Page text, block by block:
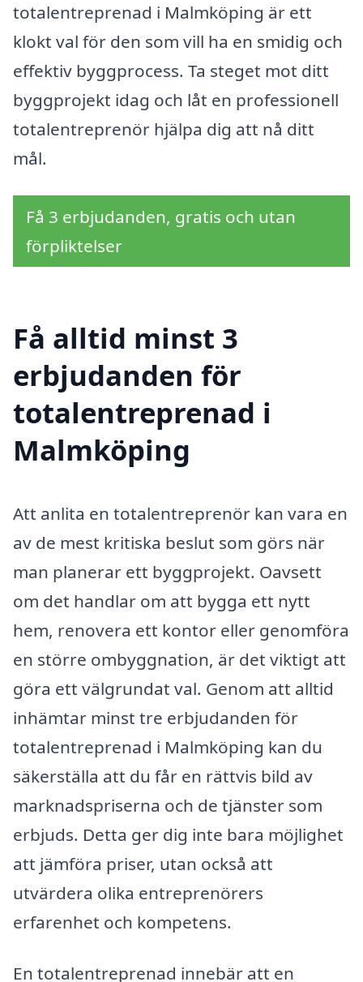
totalentreprenad i Malmköping är ett
klokt val för den som vill ha en smidig och
effektiv byggprocess. Ta steget mot ditt
byggprojekt idag och låt en professionell
totalentreprenör hjälpa dig att nå ditt
mål.
Få 3 erbjudanden, gratis och utan
förpliktelser
Få alltid minst 3
erbjudanden för
totalentreprenad i
Malmköping
Att anlita en totalentreprenör kan vara en
av de mest kritiska beslut som görs när
man planerar ett byggprojekt. Oavsett
om det handlar om att bygga ett nytt
hem, renovera ett kontor eller genomföra
en större ombyggnation, är det viktigt att
göra ett välgrundat val. Genom att alltid
inhämtar minst tre erbjudanden för
totalentreprenad i Malmköping kan du
säkerställa att du får en rättvis bild av
marknadspriserna och de tjänster som
erbjuds. Detta ger dig inte bara möjlighet
att jämföra priser, utan också att
utvärdera olika entreprenörers
erfarenhet och kompetens.
En totalentreprenad innebär att en